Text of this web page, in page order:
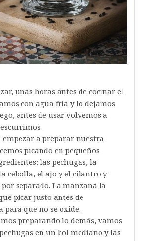
unas horas antes de cocinar el
con agua fría y lo dejamos
antes de usar volvemos a
empezar a preparar nuestra
picando en pequeños
las pechugas, la
cebolla, el ajo y el cilantro y
separado. La manzana la
picar justo antes de
para que no se oxide.
preparando lo demás, vamos
en un bol mediano y las